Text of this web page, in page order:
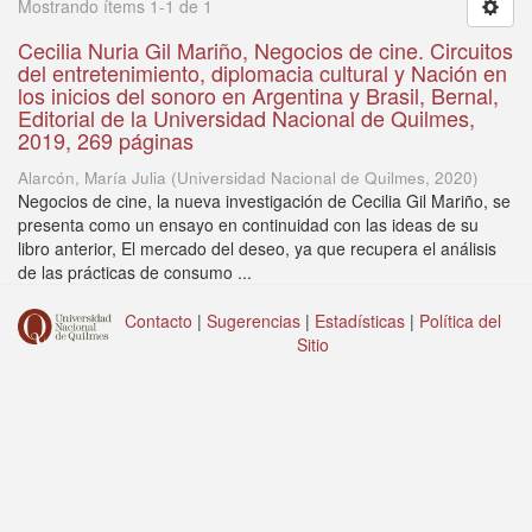
Mostrando ítems 1-1 de 1
Cecilia Nuria Gil Mariño, Negocios de cine. Circuitos
del entretenimiento, diplomacia cultural y Nación en
los inicios del sonoro en Argentina y Brasil, Bernal,
Editorial de la Universidad Nacional de Quilmes,
2019, 269 páginas
Alarcón, María Julia (Universidad Nacional de Quilmes, 2020)
Negocios de cine, la nueva investigación de Cecilia Gil Mariño, se
presenta como un ensayo en continuidad con las ideas de su
libro anterior, El mercado del deseo, ya que recupera el análisis
de las prácticas de consumo ...
Contacto | Sugerencias | Estadísticas | Política del
Sitio